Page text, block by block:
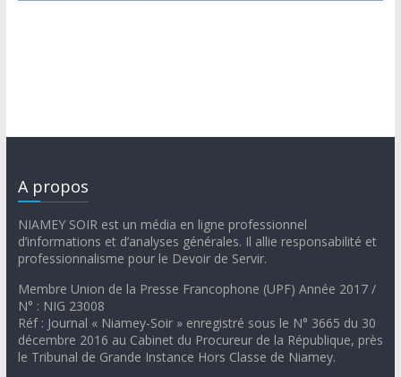
A propos
NIAMEY SOIR est un média en ligne professionnel
d’informations et d’analyses générales. Il allie responsabilité et
professionnalisme pour le Devoir de Servir.
Membre Union de la Presse Francophone (UPF) Année 2017 /
N° : NIG 23008
Réf : Journal « Niamey-Soir » enregistré sous le N° 3665 du 30
décembre 2016 au Cabinet du Procureur de la République, près
le Tribunal de Grande Instance Hors Classe de Niamey.